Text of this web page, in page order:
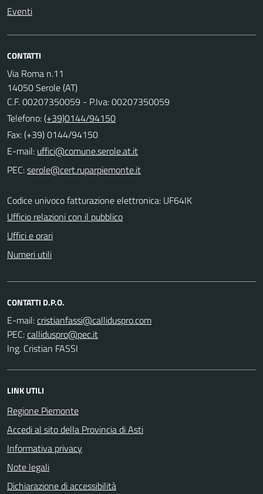
Eventi
CONTATTI
Via Roma n.11
14050 Serole (AT)
C.F. 00207350059 - P.Iva: 00207350059
Telefono:(+39)0144/94150
Fax: (+39) 0144/94150
E-mail:
PEC:
Codice univoco fatturazione elettronica: UF64IK
Ufficio relazioni con il pubblico
Uffici e orari
Numeri utili
CONTATTI D.P.O.
E-mail:
PEC:
Ing. Cristian FASSI
LINK UTILI
Regione Piemonte
Accedi al sito della Provincia di Asti
Informativa privacy
Note legali
Dichiarazione di accessibilità